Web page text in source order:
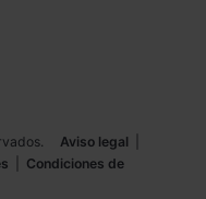
Aviso legal
Condiciones de